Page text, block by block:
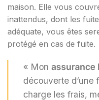
maison. Elle vous
inattendus, dont les
adéquate, vous êtes
protégé en cas de fuite.
« Mon assurance
découverte d’une
charge les frais,